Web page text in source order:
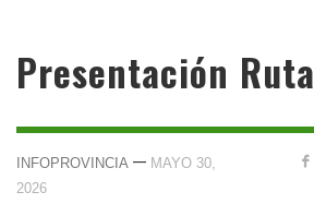
Presentación
INFOPROVINCIA — MAYO 30,
2026